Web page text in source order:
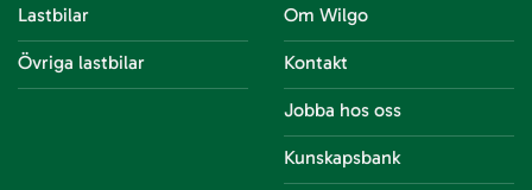
Lastbilar
Övriga lastbilar
Om Wilgo
Kontakt
Jobba hos oss
Kunskapsbank